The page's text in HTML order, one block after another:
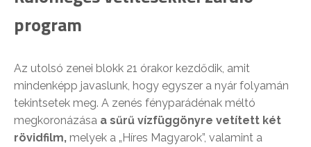
program
Az utolsó zenei blokk 21 órakor kezdődik, amit
mindenképp javaslunk, hogy egyszer a nyár folyamán
tekintsetek meg. A zenés fényparádénak méltó
megkoronázása a sűrű vízfüggönyre vetített két
rövidfilm, melyek a „Híres Magyarok”, valamint a